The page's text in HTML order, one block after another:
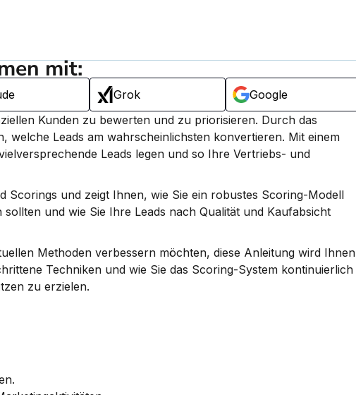
mit:
Grok
Google
Kunden zu bewerten und zu priorisieren. Durch das
welche Leads am wahrscheinlichsten konvertieren. Mit einem
Leads legen und so Ihre Vertriebs- und
Scorings und zeigt Ihnen, wie Sie ein robustes Scoring-Modell
und wie Sie Ihre Leads nach Qualität und Kaufabsicht
Methoden verbessern möchten, diese Anleitung wird Ihnen
Techniken und wie Sie das Scoring-System kontinuierlich
zu erzielen.